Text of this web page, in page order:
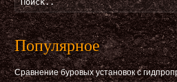
Популярное
Сравнение буровых установок с